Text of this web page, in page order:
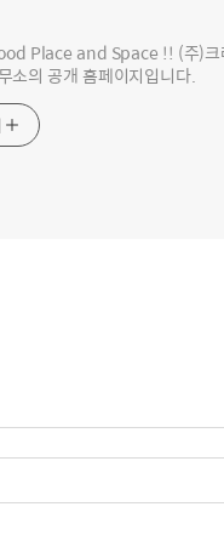
Place and Space !! (주)크
소의 공개 홈페이지입니다.